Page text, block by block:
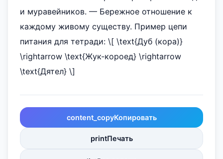
и муравейников. — Бережное отношение к
каждому живому существу. Пример цепи
питания для тетради: \[ \text{Дуб (кора)}
\rightarrow \text{Жук-короед} \rightarrow
\text{Дятел} \]
content_copyКопировать
printПечать